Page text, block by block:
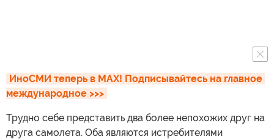
ИноСМИ теперь в MAX! Подписывайтесь на главное
международное >>>
Трудно себе представить два более непохожих друг на
друга самолета. Оба являются истребителями